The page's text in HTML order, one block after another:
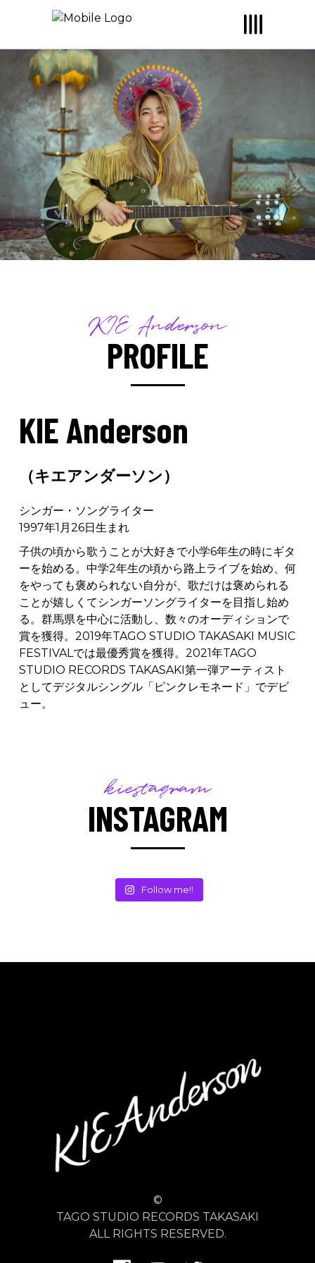
KIE Anderson
PROFILE
KIE Anderson
（キエアンダーソン）
シンガー・ソングライター
1997年1月26日生まれ
子供の頃から歌うことが大好きで小学6年生の時にギタ
ーを始める。中学2年生の頃から路上ライブを始め、何
をやっても褒められない自分が、歌だけは褒められる
ことが嬉しくてシンガーソングライターを目指し始め
る。群馬県を中心に活動し、数々のオーディションで
賞を獲得。2019年TAGO STUDIO TAKASAKI MUSIC
FESTIVALでは最優秀賞を獲得。2021年TAGO
STUDIO RECORDS TAKASAKI第一弾アーティスト
としてデジタルシングル「ピンクレモネード」でデビ
ュー。
kiestagram
INSTAGRAM
Follow me!!
©
TAGO STUDIO RECORDS TAKASAKI
ALL RIGHTS RESERVED.